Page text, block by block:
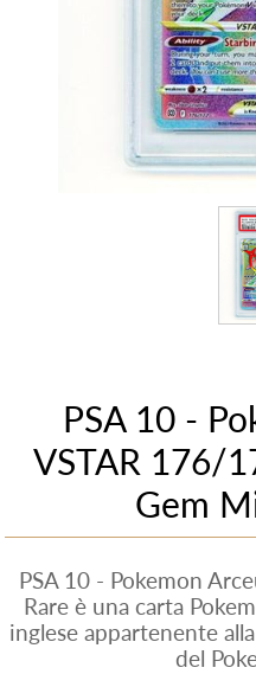
PSA 10 -
VSTAR 176/
Gem
PSA 10 - Pokemon
Rare è una carta
inglese appartenente
del